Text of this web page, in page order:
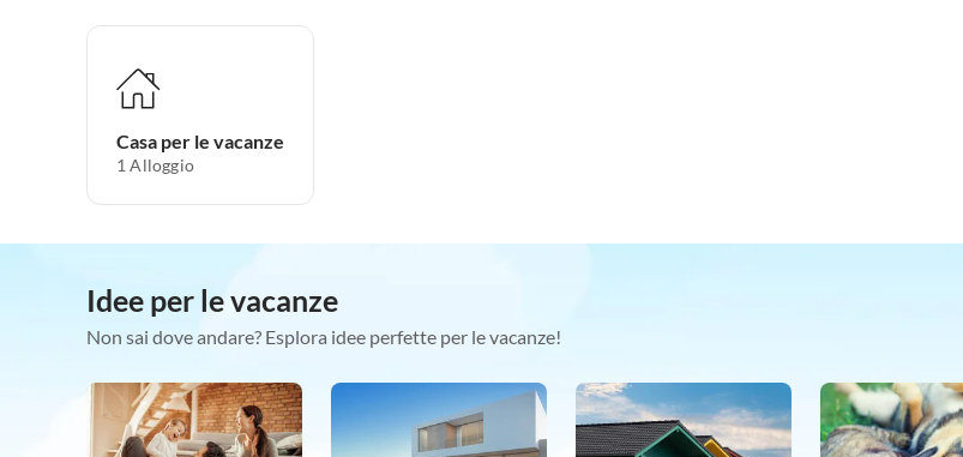
Casa per le vacanze
1 Alloggio
Idee per le vacanze
Non sai dove andare? Esplora idee perfette per le vacanze!